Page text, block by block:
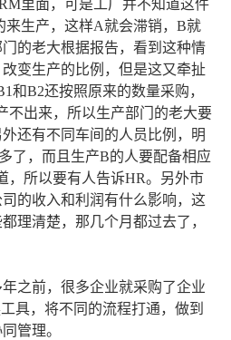
里面，可是工厂并不知道这件
来生产，这样A就会滞销，B就
的老大根据报告，看到这种情
变生产的比例，但是这又牵扯
和B2还按照原来的数量采购，
不出来，所以生产部门的老大要
还有不同车间的人员比例，明
了，而且生产B的人要配备相应
，所以要有人告诉HR。另外市
的收入和利润有什么影响，这
理清楚，那几个月都过去了，
之前，很多企业就采购了企业
具，将不同的流程打通，做到
管理。